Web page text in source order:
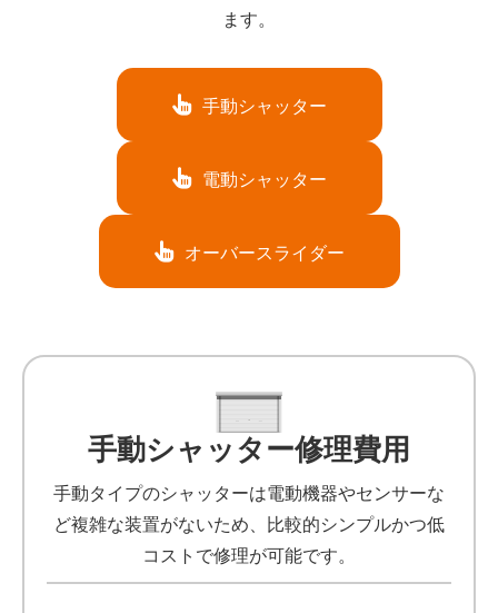
ます。
手動シャッター
電動シャッター
オーバースライダー
手動シャッター修理費用
手動タイプのシャッターは電動機器やセンサーな
ど複雑な装置がないため、比較的シンプルかつ低
コストで修理が可能です。